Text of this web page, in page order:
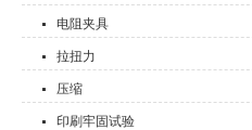
电阻夹具
拉扭力
压缩
印刷牢固试验